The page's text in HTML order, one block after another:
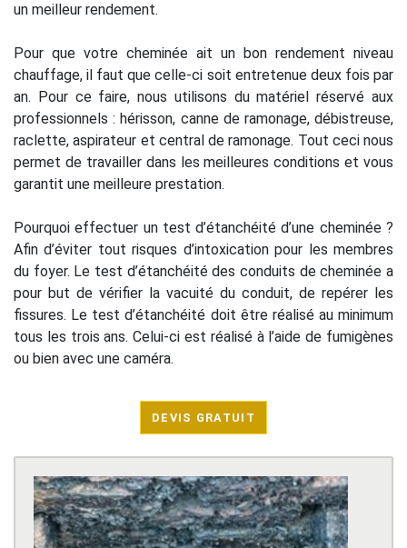
un meilleur rendement.
Pour que votre cheminée ait un bon rendement niveau
chauffage, il faut que celle-ci soit entretenue deux fois par
an. Pour ce faire, nous utilisons du matériel réservé aux
professionnels : hérisson, canne de ramonage, débistreuse,
raclette, aspirateur et central de ramonage. Tout ceci nous
permet de travailler dans les meilleures conditions et vous
garantit une meilleure prestation.
Pourquoi effectuer un test d’étanchéité d’une cheminée ?
Afin d’éviter tout risques d’intoxication pour les membres
du foyer. Le test d’étanchéité des conduits de cheminée a
pour but de vérifier la vacuité du conduit, de repérer les
fissures. Le test d’étanchéité doit être réalisé au minimum
tous les trois ans. Celui-ci est réalisé à l’aide de fumigènes
ou bien avec une caméra.
DEVIS GRATUIT